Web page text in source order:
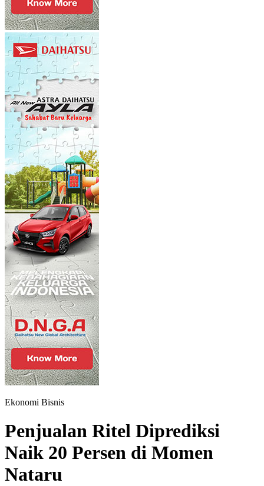
Ekonomi Bisnis
Penjualan Ritel Diprediksi
Naik 20 Persen di Momen
Nataru